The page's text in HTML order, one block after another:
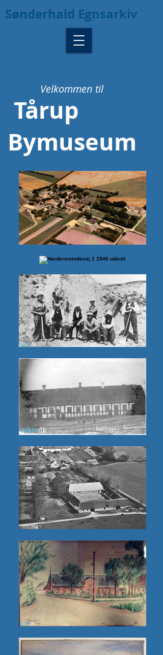
Sønderhald Egnsarkiv
Velkommen til
Tårup
Bymuseum